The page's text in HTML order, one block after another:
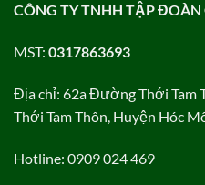
CÔNG TY TNHH TẬP ĐOÀN
MST: 0317863693
Địa chỉ: 62a Đường Thới Tam
Thới Tam Thôn, Huyện Hóc
Hotline: 0909 024 469